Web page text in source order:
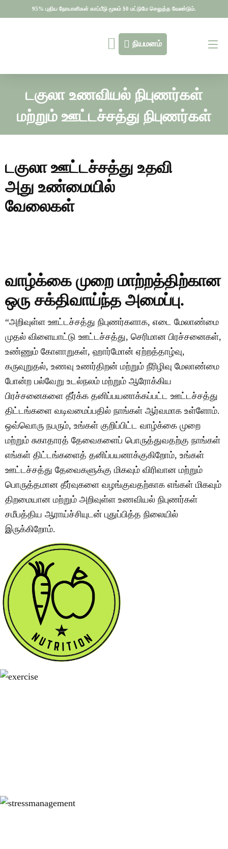
95% புதிய நோயாளிகள் காப்பீடு மூலம் $0 மட்டுமே செலுத்த வேண்டும்.
95% புதிய நோயாளிகள் காப்பீடு மூலம் $0 மட்டுமே செலுத்த வேண்டும்.
நியமனம்
டகுலா உணவியல் நிபுணர்கள்
மற்றும் ஊட்டச்சத்து நிபுணர்கள்
டகுலா ஊட்டச்சத்து உதவி
அது உண்மையில்
வேலைகள்
வாழ்க்கை முறை மாற்றத்திற்கான
ஒரு சக்திவாய்ந்த அமைப்பு.
“அறிவுள்ள ஊட்டச்சத்து நிபுணர்களாக, எடை மேலாண்மை
முதல் விளையாட்டு ஊட்டச்சத்து, செரிமான பிரச்சனைகள்,
உண்ணும் கோளாறுகள், ஹார்மோன் ஏற்றத்தாழ்வு,
கருவுறுதல், உணவு உணர்திறன் மற்றும் நீரிழிவு மேலாண்மை
போன்ற பல்வேறு உடல்நலம் மற்றும் ஆரோக்கிய
பிரச்சனைகளை தீர்க்க தனிப்பயனாக்கப்பட்ட ஊட்டச்சத்து
திட்டங்களை வடிவமைப்பதில் நாங்கள் ஆர்வமாக உள்ளோம்.
ஒவ்வொரு நபரும், உங்கள் குறிப்பிட்ட வாழ்க்கை முறை
மற்றும் சுகாதாரத் தேவைகளைப் பொருத்துவதற்கு நாங்கள்
எங்கள் திட்டங்களைத் தனிப்பயனாக்குகிறோம், உங்கள்
ஊட்டச்சத்து தேவைகளுக்கு மிகவும் விரிவான மற்றும்
பொருத்தமான தீர்வுகளை வழங்குவதற்காக எங்கள் மிகவும்
திறமையான மற்றும் அறிவுள்ள உணவியல் நிபுணர்கள்
சமீபத்திய ஆராய்ச்சியுடன் புதுப்பித்த நிலையில்
இருக்கிறோம்.